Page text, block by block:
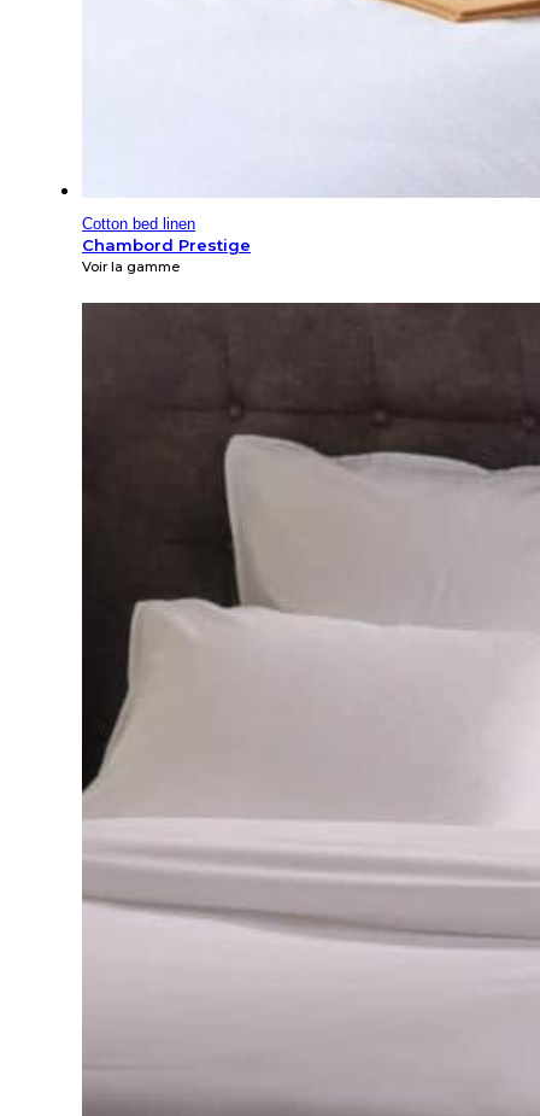
Cotton bed linen
Chambord Prestige
Voir la gamme